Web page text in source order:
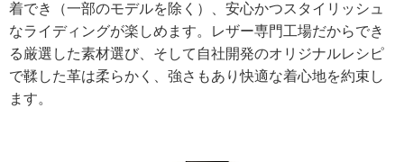
着でき（一部のモデルを除く）、安心かつスタイリッシュ
なライディングが楽しめます。レザー専門工場だからでき
る厳選した素材選び、そして自社開発のオリジナルレシピ
で鞣した革は柔らかく、強さもあり快適な着心地を約束し
ます。